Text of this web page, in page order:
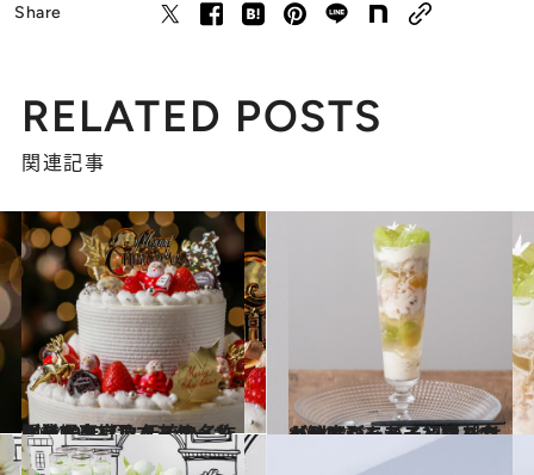
Share
RELATED POSTS
関連記事
2024.9.12
開業30年【ウェスティンホテル東京】 伝統の名作ケーキを継承する タイムレスなクリスマスケーキが登場
グルメ 2024.8.23
【歓声があがる初秋パフェ到来】シャインマスカットはジャスミン茶 桃はグァバやライチと組み合わせて
グルメ